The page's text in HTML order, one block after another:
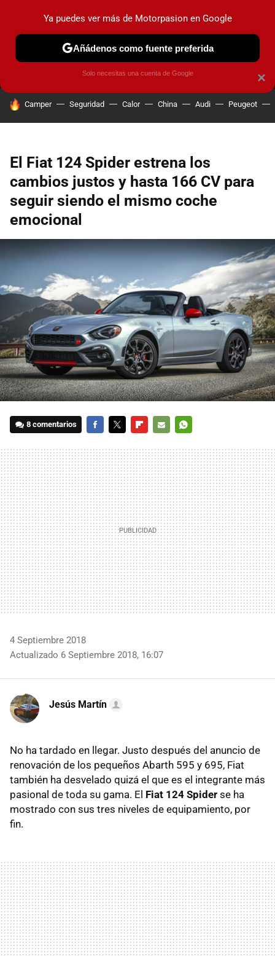
MENÚ NUEVO
COCHES ELÉCTRICOS OBSERVATORIO
HOY SE HABLA DE
Camper Seguridad Calor China Audi Peugeot
El Fiat 124 Spider estrena los
cambios justos y hasta 166 CV para
seguir siendo el mismo coche
emocional
8 comentarios
MAIL
4 Septiembre 2018
Actualizado 6 Septiembre 2018, 16:07
Jesús Martín
No ha tardado en llegar. Justo después del anuncio de
renovación de los pequeños Abarth 595 y 695, Fiat
también ha desvelado quizá el que es el integrante más
pasional de toda su gama. El Fiat 124 Spider se ha
mostrado con sus tres niveles de equipamiento, por
fin.
×
Ya puedes ver más de Motorpasion en Google
Añádenos como fuente preferida
Solo necesitas una cuenta de Google